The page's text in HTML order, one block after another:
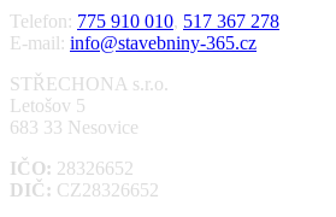
Telefon: 775 910 010, 517 367 278
E-mail: info@stavebniny-365.cz
STŘECHONA s.r.o.
Letošov 5
683 33 Nesovice
IČO: 28326652
DIČ: CZ28326652